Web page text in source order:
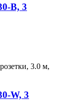
B, 3
W, 3